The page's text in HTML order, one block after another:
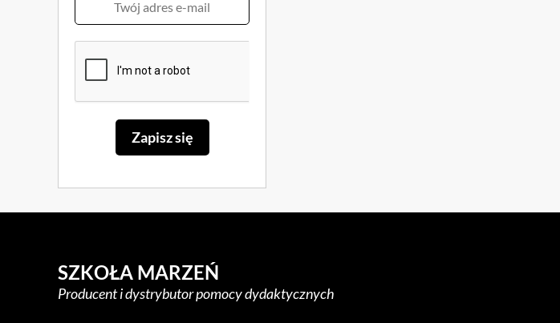
SZKOŁA MARZEŃ
Producent i dystrybutor pomocy dydaktycznych